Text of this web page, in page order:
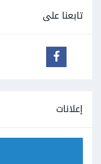
تابعنا على
إعلانات